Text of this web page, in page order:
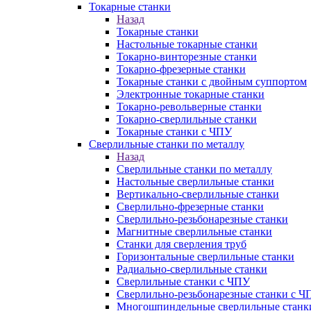
Токарные станки
Назад
Токарные станки
Настольные токарные станки
Токарно-винторезные станки
Токарно-фрезерные станки
Токарные станки с двойным суппортом
Электронные токарные станки
Токарно-револьверные станки
Токарно-сверлильные станки
Токарные станки с ЧПУ
Сверлильные станки по металлу
Назад
Сверлильные станки по металлу
Настольные сверлильные станки
Вертикально-сверлильные станки
Сверлильно-фрезерные станки
Сверлильно-резьбонарезные станки
Магнитные сверлильные станки
Станки для сверления труб
Горизонтальные сверлильные станки
Радиально-сверлильные станки
Сверлильные станки с ЧПУ
Сверлильно-резьбонарезные станки с
Многошпиндельные сверлильные